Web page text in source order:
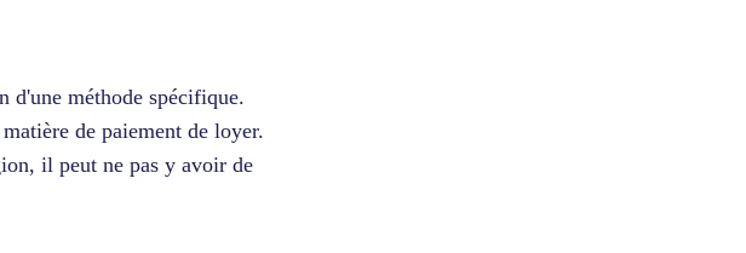
d'une méthode spécifique.
de paiement de loyer.
il peut ne pas y avoir de